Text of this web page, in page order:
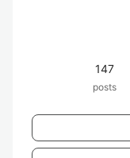
147
posts